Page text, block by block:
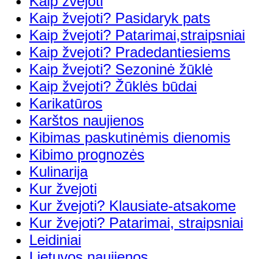
Kaip žvejoti? Pasidaryk pats
Kaip žvejoti? Patarimai,straipsniai
Kaip žvejoti? Pradedantiesiems
Kaip žvejoti? Sezoninė žūklė
Kaip žvejoti? Žūklės būdai
Karikatūros
Karštos naujienos
Kibimas paskutinėmis dienomis
Kibimo prognozės
Kulinarija
Kur žvejoti
Kur žvejoti? Klausiate-atsakome
Kur žvejoti? Patarimai, straipsniai
Leidiniai